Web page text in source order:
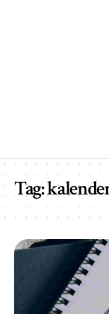
Tag: